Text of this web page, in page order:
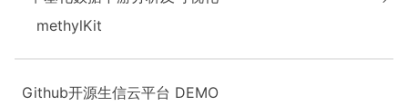
methylKit
Github开源生信云平台 DEMO